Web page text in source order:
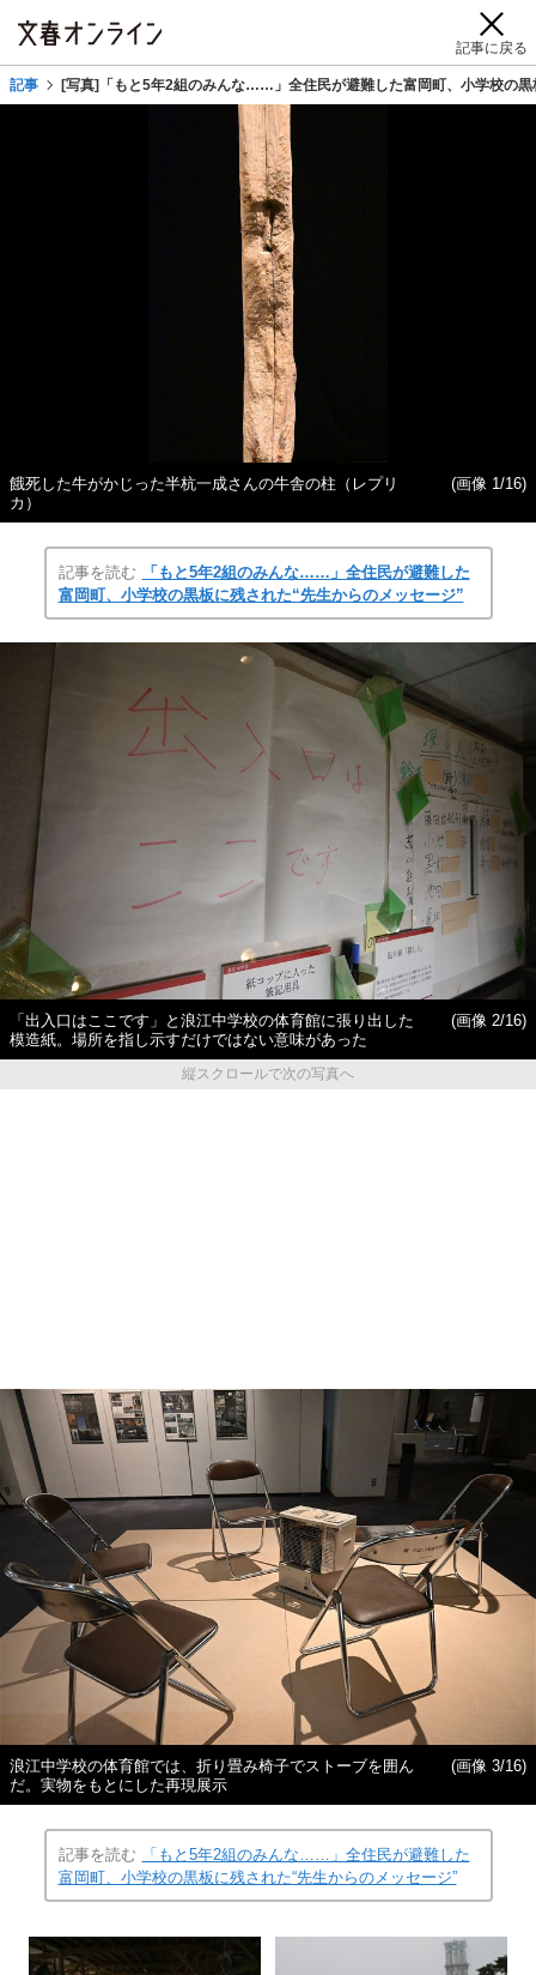
記事に戻る
記事 [写真]「もと5年2組のみんな……」全住民が避難した富岡町、小学校の黒
餓死した牛がかじった半杭一成さんの牛舎の柱（レプリ
カ）
(画像 1/16)
記事を読む
「もと5年2組のみんな……」全住民が避難した
富岡町、小学校の黒板に残された“先生からのメッセージ”
「出入口はここです」と浪江中学校の体育館に張り出した
模造紙。場所を指し示すだけではない意味があった
(画像 2/16)
縦スクロールで次の写真へ
浪江中学校の体育館では、折り畳み椅子でストーブを囲ん
だ。実物をもとにした再現展示
(画像 3/16)
記事を読む
「もと5年2組のみんな……」全住民が避難した
富岡町、小学校の黒板に残された“先生からのメッセージ”